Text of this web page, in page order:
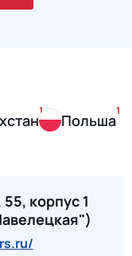
1
Польша
1
корпус 1